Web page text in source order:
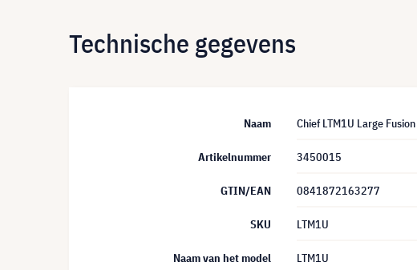
Technische gegevens
Naam Chief LTM1U Large
Artikelnummer 3450015
GTIN/EAN 0841872163277
SKU LTM1U
Naam van het model LTM1U